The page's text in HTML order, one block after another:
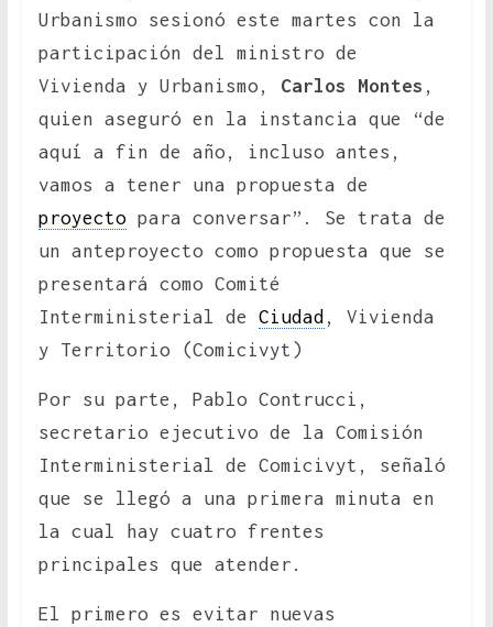
Urbanismo sesionó este martes con la
participación del ministro de
Vivienda y Urbanismo,
Carlos Montes ,
quien aseguró en la instancia que “de
aquí a fin de año, incluso antes,
vamos a tener una propuesta de
proyectopara conversar”. Se trata de
un anteproyecto como propuesta que se
presentará como Comité
Interministerial de Ciudad , Vivienda
y Territorio (Comicivyt)
Por su parte, Pablo Contrucci,
secretario ejecutivo de la Comisión
Interministerial de Comicivyt, señaló
que se llegó a una primera minuta en
la cual hay cuatro frentes
principales que atender.
El primero es evitar nuevas